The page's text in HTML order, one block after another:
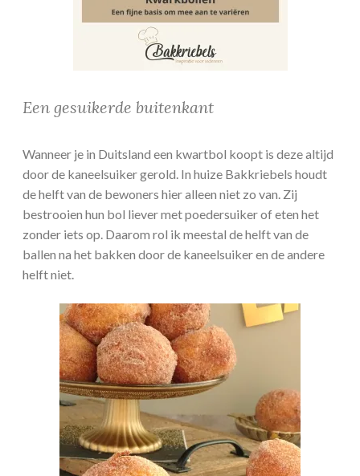
Een gesuikerde buitenkant
Wanneer je in Duitsland een kwartbol koopt is deze altijd
door de kaneelsuiker gerold. In huize Bakkriebels houdt
de helft van de bewoners hier alleen niet zo van. Zij
bestrooien hun bol liever met poedersuiker of eten het
zonder iets op. Daarom rol ik meestal de helft van de
ballen na het bakken door de kaneelsuiker en de andere
helft niet.